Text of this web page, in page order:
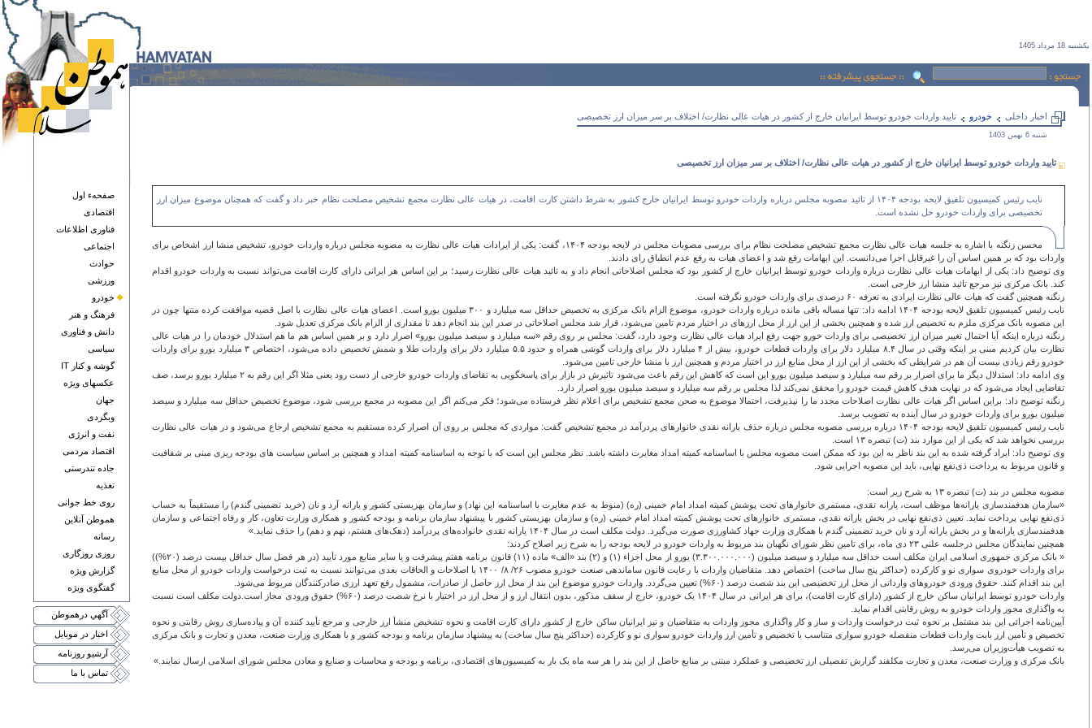
يكشنبه 18 مرداد 1405
صفحهء اول
اقتصادی
فناوری اطلاعات
اجتماعی
حوادث
ورزشی
خودرو
فرهنگ و هنر
دانش و فناوری
سياسی
گوشه و کنار IT
عکسهای ويژه
جهان
وبگردی
نفت و انرژی
اقتصاد مردمی
جاده تندرستی
تغذيه
روی خط جوانی
هموطن آنلاين
رسانه
روزی روزگاری
گزارش ويژه
گفتگوی ويژه
آگهي درهموطن
اخبار در موبايل
آرشيو روزنامه
تماس با ما
اخبار داخلی خودرو تایید واردات خودرو توسط ایرانیان خارج از کشور در هیات عالی نظارت/ اختلاف بر سر میزان ارز تخصیصی
شنبه 6 بهمن 1403
تایید واردات خودرو توسط ایرانیان خارج از کشور در هیات عالی نظارت/ اختلاف بر سر میزان ارز تخصیصی
نایب رئیس کمیسیون تلفیق لایحه بودجه ۱۴۰۴ از تائید مصوبه مجلس درباره واردات خودرو توسط ایرانیان خارج کشور به شرط داشتن کارت اقامت، در هیات عالی نظارت مجمع تشخیص مصلحت نظام خبر داد و گفت که همچنان موضوع میزان ارز
تخصیصی برای واردات خودرو حل نشده است.
محسن زنگنه با اشاره به جلسه هیات عالی نظارت مجمع تشخیص مصلحت نظام برای بررسی مصوبات مجلس در لایحه بودجه ۱۴۰۴، گفت: یکی از ایرادات هیات عالی نظارت به مصوبه مجلس درباره واردات خودرو، تشخیص منشا ارز اشخاص برای
واردات بود که بر همین اساس آن را غیرقابل اجرا می‌دانست. این ابهامات رفع شد و اعضای هیات به رفع عدم انطباق رای دادند.
وی توضیح داد: یکی از ابهامات هیات عالی نظارت درباره واردات خودرو توسط ایرانیان خارج از کشور بود که مجلس اصلاحاتی انجام داد و به تائید هیات عالی نظارت رسید؛ بر این اساس هر ایرانی دارای کارت اقامت می‌تواند نسبت به واردات خودرو اقدام
کند. بانک مرکزی نیز مرجع تائید منشا ارز خارجی است.
زنگنه همچنین گفت که هیات عالی نظارت ایرادی به تعرفه ۶۰ درصدی برای واردات خودرو نگرفته است.
نایب رئیس کمیسیون تلفیق لایحه بودجه ۱۴۰۴ ادامه داد: تنها مساله‌ باقی مانده درباره واردات خودرو، ‌موضوع الزام بانک مرکزی به تخصیص حداقل سه میلیارد و ۳۰۰ میلیون یورو است. اعضای هیات عالی نظارت با اصل قضیه موافقت کرده منتها چون در
این مصوبه بانک مرکزی ملزم به تخصیص ارز شده و همچنین بخشی از این ارز از محل ارزهای در اختیار مردم تامین می‌شود، قرار شد مجلس اصلاحاتی در صدر این بند انجام دهد تا مقداری از الزام بانک مرکزی تعدیل شود.
زنگنه درباره اینکه آیا احتمال تغییر میزان ارز تخصیصی برای واردات خورو جهت رفع ایراد هیات عالی نظارت وجود دارد، گفت: مجلس بر روی رقم «سه میلیارد و سیصد میلیون یورو» اصرار دارد و بر همین اساس هم ما هم استدلال خودمان را در هیات عالی
نظارت بیان کردیم مبنی بر اینکه وقتی در سال ۸.۴ میلیارد دلار برای واردات قطعات خودرو، بیش از ۴ میلیارد دلار برای واردات گوشی همراه و حدود ۵.۵ میلیارد دلار برای واردات طلا و شمش تخصیص داده می‌شود، اختصاص ۳ میلیارد یورو برای واردات
خودرو رقم زیادی نیست آن هم در شرایطی که بخشی از این ارز از محل منابع ارز در اختیار مردم و همچنین ارز با منشا خارجی تامین می‌شود.
وی ادامه داد: استدلال دیگر ما برای اصرار بر رقم سه میلیارد و سیصد میلیون یورو این است که کاهش این رقم باعث می‌شود تاثیرش در بازار برای پاسخگویی به تقاضای واردات خودرو خارجی از دست رود یعنی مثلا اگر این رقم به ۲ میلیارد یورو برسد،‌ صف
تقاضایی ایجاد می‌شود که در نهایت هدف کاهش قیمت خودرو را محقق نمی‌کند لذا مجلس بر رقم سه میلیارد و سیصد میلیون یورو اصرار دارد.
زنگنه توضیح داد: براین اساس اگر هیات عالی نظارت اصلاحات مجدد ما را نپذیرفت، احتمالا موضوع به صحن مجمع تشخیص برای اعلام نظر فرستاده می‌شود؛ فکر می‌کنم اگر این مصوبه در مجمع بررسی شود، ‌موضوع تخصیص حداقل سه میلیارد و سیصد
میلیون یورو برای واردات خودرو در سال آینده به تصویب برسد.
نایب رئیس کمیسیون تلفیق لایحه بودجه ۱۴۰۴ درباره بررسی مصوبه مجلس درباره حذف یارانه نقدی خانوارهای پردرآمد در مجمع تشخیص گفت: مواردی که مجلس بر روی آن اصرار کرده مستقیم به مجمع تشخیص ارجاع می‌شود و در هیات عالی نظارت
بررسی نخواهد شد که یکی از این موارد بند (ت) تبصره ۱۳ است.
وی توضیح داد: ایراد گرفته شده به این بند ناظر به این بود که ممکن است مصوبه مجلس با اساسنامه کمیته امداد مغایرت داشته باشد. نظر مجلس این است که با توجه به اساسنامه کمیته امداد و همچنین بر اساس سیاست های بودجه ریزی مبنی بر شفافیت
و قانون مربوط به پرداخت ذی‌نفع نهایی، باید این مصوبه اجرایی شود.
مصوبه مجلس در بند (ت) تبصره ۱۳ به شرح زیر است:
«سازمان هدفمندسازی یارانه‌ها موظف است، یارانه نقدی، مستمری خانوارهای تحت پوشش کمیته امداد امام خمینی (ره) (منوط به عدم مغایرت با اساسنامه این نهاد) و سازمان بهزیستی کشور و یارانه آرد و نان (خرید ‌تضمینی گندم) را مستقیماً به حساب
ذی‌نفع نهایی پرداخت نماید. تعیین ذی‌نفع نهایی در بخش یارانه نقدی، مستمری خانوارهای تحت پوشش کمیته امداد امام خمینی (ره) و ‌سازمان بهزیستی کشور با پیشنهاد سازمان برنامه و بودجه کشور و همکاری وزارت تعاون، کار و رفاه اجتماعی و سازمان
هدفمندسازی یارانه‌ها و در بخش یارانه آرد و نان خرید تضمینی گندم ‌با همکاری وزارت جهاد کشاورزی صورت می‌گیرد. دولت مکلف است در سال ۱۴۰۴ یارانه نقدی خانواده‌های پردرآمد (دهک‌های هشتم، نهم و دهم) را حذف نماید.»
همچنین نمایندگان مجلس درجلسه علنی ۲۳ دی ماه، برای تامین نظر شورای نگهبان بند مربوط به واردات خودرو در لایحه بودجه را به شرح زیر اصلاح کردند:
« بانک مرکزی جمهوری اسلامی ایران مکلف است حداقل سه میلیارد و سیصد میلیون (۳.۳۰۰.۰۰۰.۰۰۰) یورو از محل اجزاء (۱) و (۲) بند «الف» ماده (۱۱) قانون برنامه هفتم پیشرفت و یا سایر منابع مورد تأیید (در هر فصل سال حداقل بیست درصد (۲۰%))
برای واردات خودروی سواری نو و کارکرده (حداکثر پنج سال ساخت) اختصاص دهد. متقاضیان واردات با رعایت قانون ساماندهی صنعت خودرو مصوب ۲۶/ ۸/ ۱۴۰۰ با اصلاحات و الحاقات بعدی می‌توانند نسبت به ثبت درخواست واردات خودرو از محل منابع
این بند اقدام کنند. حقوق ورودی خودروهای وارداتی از محل ارز تخصیصی این بند شصت درصد (۶۰%) تعیین می‌گردد. واردات خودرو موضوع این بند از محل ارز حاصل از صادرات، مشمول رفع تعهد ارزی صادرکنندگان مربوط می‌شود.
واردات خودرو توسط ایرانیان ساکن خارج از کشور (دارای کارت اقامت)، برای هر ایرانی در سال ۱۴۰۴ یک خودرو، خارج از سقف مذکور، بدون انتقال ارز و از محل ارز در اختیار با نرخ شصت درصد (۶۰%) حقوق ورودی مجاز است.دولت مکلف است نسبت
به واگذاری مجوز واردات خودرو به روش رقابتی اقدام نماید.
آیین‌نامه اجرائی این بند مشتمل بر نحوه ثبت درخواست واردات و ساز و کار واگذاری مجوز واردات به متقاضیان و نیز ایرانیان ساکن خارج از کشور دارای کارت اقامت و نحوه تشخیص منشأ ارز خارجی و مرجع تأیید کننده آن و پیاده‌سازی روش رقابتی و نحوه
تخصیص و تأمین ارز بابت واردات قطعات منفصله خودرو سواری متناسب با تخصیص و تأمین ارز واردات خودرو سواری نو و کارکرده (حداکثر پنج سال ساخت) به پیشنهاد سازمان برنامه و بودجه کشور و با همکاری وزارت صنعت، معدن و تجارت و بانک مرکزی
به تصویب هیأت‌وزیران می‌رسد.
بانک مرکزی و وزارت صنعت، معدن و تجارت مکلفند گزارش تفصیلی ارز تخصیصی و عملکرد مبتنی بر منابع حاصل از این بند را هر سه ماه یک بار به کمیسیون‌های اقتصادی، برنامه و بودجه و محاسبات و صنایع و معادن مجلس شورای اسلامی ارسال نمایند.»